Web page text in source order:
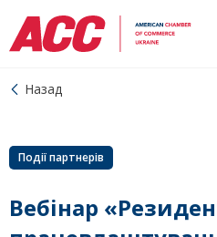
Назад
Події партнерів
Вебінар